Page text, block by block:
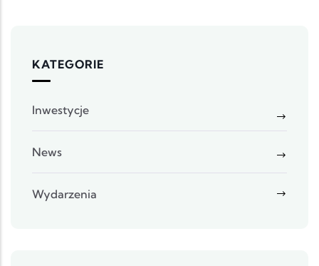
KATEGORIE
Inwestycje
News
Wydarzenia